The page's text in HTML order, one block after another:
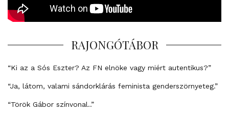
RAJONGÓTÁBOR
“Ki az a Sós Eszter? Az FN elnöke vagy miért autentikus?”
“Ja, látom, valami sándorklárás feminista genderszörnyeteg.”
“Török Gábor színvonal..”